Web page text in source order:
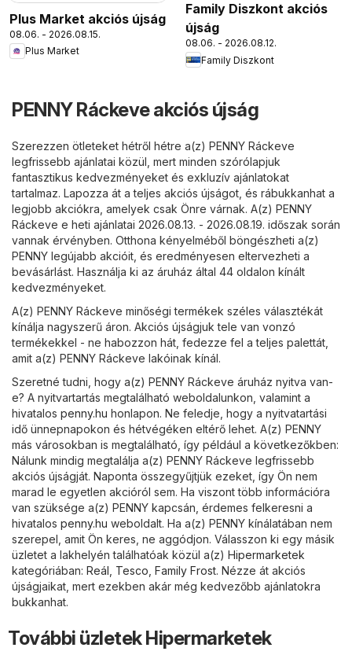
Plus Market akciós újság
08.06. - 2026.08.15.
Plus Market
Family Diszkont akciós
újság
08.06. - 2026.08.12.
Family Diszkont
PENNY Ráckeve akciós újság
Szerezzen ötleteket hétről hétre a(z) PENNY Ráckeve
legfrissebb ajánlatai közül, mert minden szórólapjuk
fantasztikus kedvezményeket és exkluzív ajánlatokat
tartalmaz. Lapozza át a teljes akciós újságot, és rábukkanhat a
legjobb akciókra, amelyek csak Önre várnak. A(z) PENNY
Ráckeve e heti ajánlatai 2026.08.13. - 2026.08.19. időszak során
vannak érvényben. Otthona kényelméből böngészheti a(z)
PENNY legújabb akcióit, és eredményesen eltervezheti a
bevásárlást. Használja ki az áruház által 44 oldalon kínált
kedvezményeket.
A(z) PENNY Ráckeve minőségi termékek széles választékát
kínálja nagyszerű áron. Akciós újságjuk tele van vonzó
termékekkel - ne habozzon hát, fedezze fel a teljes palettát,
amit a(z) PENNY Ráckeve lakóinak kínál.
Szeretné tudni, hogy a(z) PENNY Ráckeve áruház nyitva van-
e? A nyitvartartás megtalálható weboldalunkon, valamint a
hivatalos penny.hu honlapon. Ne feledje, hogy a nyitvatartási
idő ünnepnapokon és hétvégéken eltérő lehet. A(z) PENNY
más városokban is megtalálható, így például a következőkben:
Nálunk mindig megtalálja a(z) PENNY Ráckeve legfrissebb
akciós újságját. Naponta összegyűjtjük ezeket, így Ön nem
marad le egyetlen akcióról sem. Ha viszont több információra
van szüksége a(z) PENNY kapcsán, érdemes felkeresni a
hivatalos penny.hu weboldalt. Ha a(z) PENNY kínálatában nem
szerepel, amit Ön keres, ne aggódjon. Válasszon ki egy másik
üzletet a lakhelyén találhatóak közül a(z) Hipermarketek
kategóriában: Reál Tesco Family Frost. Nézze át akciós
újságjaikat, mert ezekben akár még kedvezőbb ajánlatokra
bukkanhat.
További üzletek Hipermarketek